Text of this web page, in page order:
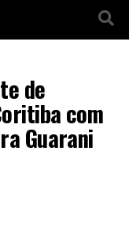
de
com
Guarani